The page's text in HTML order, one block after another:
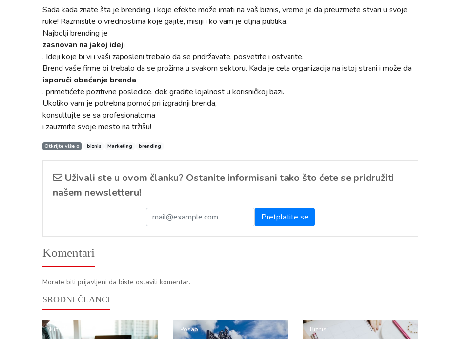
Sada kada znate šta je brending, i koje efekte može imati na vaš biznis, vreme je da preuzmete stvari u svoje
ruke! Razmislite o vrednostima koje gajite, misiji i ko vam je ciljna publika.
Najbolji brending je
zasnovan na jakoj ideji
. Ideji koje bi vi i vaši zaposleni trebalo da se pridržavate, posvetite i ostvarite.
Brend vaše firme bi trebalo da se prožima u svakom sektoru. Kada je cela organizacija na istoj strani i može da
isporuči obećanje brenda
, primetićete pozitivne posledice, dok gradite lojalnost u korisničkoj bazi.
Ukoliko vam je potrebna pomoć pri izgradnji brenda,
konsultujte se sa profesionalcima
i zauzmite svoje mesto na tržišu!
Otkrijte više o biznis Marketing brending
Uživali ste u ovom članku? Ostanite informisani tako što ćete se pridružiti
našem newsletteru!
Komentari
Morate biti prijavljeni da biste ostavili komentar.
SRODNI ČLANCI
Biznis Posao Biznis